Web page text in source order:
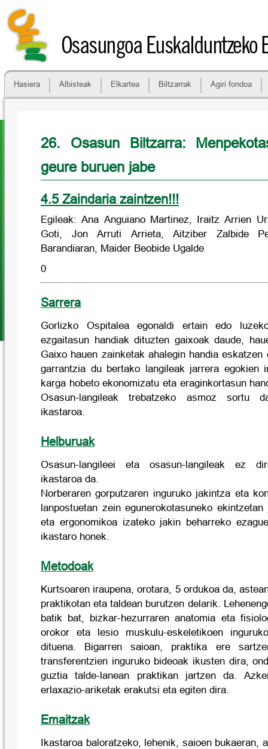
Osasungoa Euskalduntzeko
Hasiera Albisteak Elkartea Biltzarrak Agiri fondoa
26. Osasun Biltzarra:
geure buruen jabe
4.5 Zaindaria zaintzen!!!
Egileak: Ana Anguiano Martinez, Iraitz Arrien
Goti, Jon Arruti Arrieta, Aitziber Zalbide
Barandiaran, Maider Beobide Ugalde
0
Sarrera
Gorlizko Ospitalea egonaldi ertain edo
ezgaitasun handiak dituzten gaixoak daude,
Gaixo hauen zainketak ahalegin handia
garrantzia du bertako langileak jarrera egokien
karga hobeto ekonomizatu eta eraginkortasun
Osasun-langileak trebatzeko asmoz sortu
ikastaroa.
Helburuak
Osasun-langileei eta osasun-langileak ez
ikastaroa da.
Norberaren gorputzaren inguruko jakintza eta
lanpostuetan zein egunerokotasuneko
eta ergonomikoa izateko jakin beharreko
ikastaro honek.
Metodoak
Kurtsoaren iraupena, orotara, 5 ordukoa da,
praktikotan eta taldean burutzen delarik.
batik bat, bizkar-hezurraren anatomia eta
orokor eta lesio muskulu-eskeletikoen
dituena. Bigarren saioan, praktika ere
transferentzien inguruko bideoak ikusten dira,
guztia talde-lanean praktikan jartzen da.
erlaxazio-ariketak erakutsi eta egiten dira.
Emaitzak
Ikastaroa baloratzeko, lehenik, saioen bukaeran,